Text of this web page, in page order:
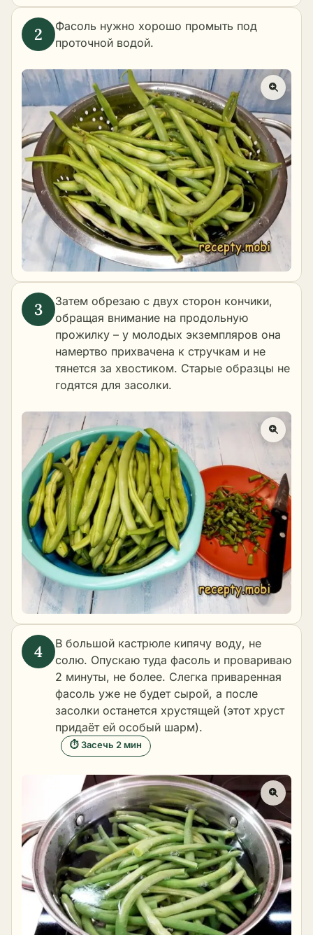
Фасоль нужно хорошо промыть под
проточной водой.
Затем обрезаю с двух сторон кончики,
обращая внимание на продольную
прожилку – у молодых экземпляров она
намертво прихвачена к стручкам и не
тянется за хвостиком. Старые образцы не
годятся для засолки.
В большой кастрюле кипячу воду, не
солю. Опускаю туда фасоль и провариваю
2 минуты, не более. Слегка приваренная
фасоль уже не будет сырой, а после
засолки останется хрустящей (этот хруст
придаёт ей особый шарм).
⏱ Засечь 2 мин